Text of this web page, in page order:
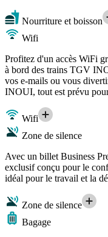
Nourriture et boisson
Wifi
Profitez d'un accès WiFi
à bord des trains TGV
vos e-mails ou vous
INOUI, tout est prévu
Wifi
Zone de silence
Avec un billet Business
exclusif conçu pour le
idéal pour le travail et la
Zone de silence
Bagage